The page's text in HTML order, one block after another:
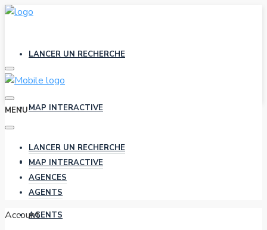
LANCER UN RECHERCHE
MAP INTERACTIVE
AGENCES
AGENTS
MENU
LANCER UN RECHERCHE
MAP INTERACTIVE
AGENCES
AGENTS
Account